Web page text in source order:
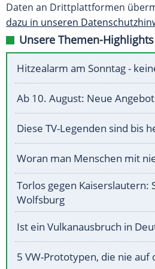
Daten an Drittplattformen
dazu in unseren
Unsere Themen-Highlights
Hitzealarm am Sonntag -
Ab 10. August: Neue
Diese TV-Legenden sind bis
Woran man Menschen mit
Torlos gegen Kaiserslautern:
Wolfsburg
Ist ein Vulkanausbruch in
5 VW-Prototypen, die nie auf